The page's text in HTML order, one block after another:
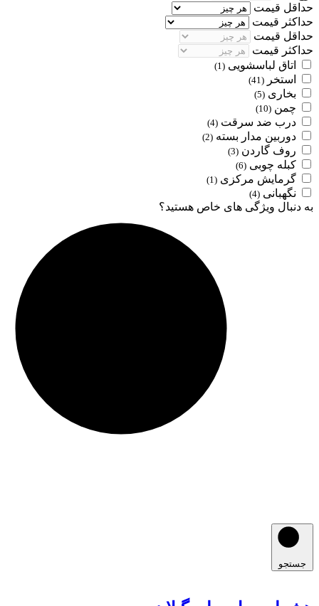
حداقل قیمت
حداکثر قیمت
حداقل قیمت
حداکثر قیمت
اتاق لباسشویی (1)
استخر (41)
بخاری (5)
چمن (10)
درب ضد سرقت (4)
دوربین مدار بسته (2)
روف گاردن (3)
کبله چوبی (6)
گرمایش مرکزی (1)
نگهبانی (4)
به دنبال ویژگی های خاص هستید؟
جستجو